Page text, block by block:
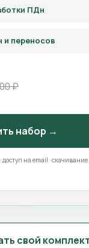
ПДн
и переносов
₽
набор →
доступ на email · скачивание
свой